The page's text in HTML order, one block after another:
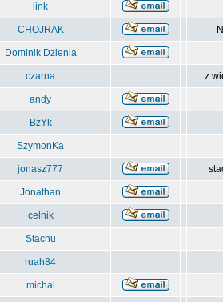
link
CHOJRAK
Dominik Dzienia
czarna z
andy
BzYk
SzymonKa
jonasz777
Jonathan
celnik
Stachu
ruah84
michal